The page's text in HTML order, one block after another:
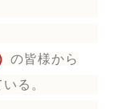
の皆様から
る。